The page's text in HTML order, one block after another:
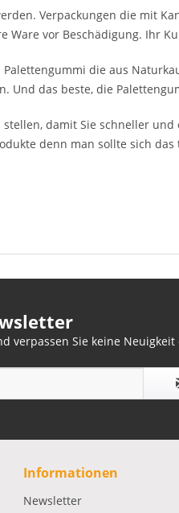
Verpackungen die mit
vor Beschädigung. Ihr
die aus
Und das beste, die
damit Sie schneller
denn man sollte sich
verpassen Sie keine
Informationen
Newsletter